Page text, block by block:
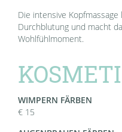
Die intensive
Durchblutung und macht
Wohlfühlmoment.
WIMPERN FÄRBEN
€ 15